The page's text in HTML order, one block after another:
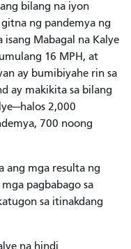
bilang na iyon
ng pandemya ng
isang Mabagal na Kalye
16 MPH, at
ay bumibiyahe rin sa
ay makikita sa bilang
2,000
700 noong
ang mga resulta ng
pagbabago sa
sa itinakdang
na hindi